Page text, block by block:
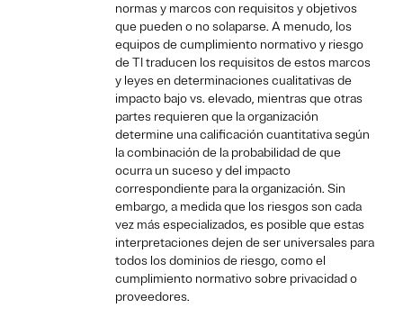
normas y marcos con requisitos y objetivos
que pueden o no solaparse. A menudo, los
equipos de cumplimiento normativo y riesgo
de TI traducen los requisitos de estos marcos
y leyes en determinaciones cualitativas de
impacto bajo vs. elevado, mientras que otras
partes requieren que la organización
determine una calificación cuantitativa según
la combinación de la probabilidad de que
ocurra un suceso y del impacto
correspondiente para la organización. Sin
embargo, a medida que los riesgos son cada
vez más especializados, es posible que estas
interpretaciones dejen de ser universales para
todos los dominios de riesgo, como el
cumplimiento normativo sobre privacidad o
proveedores.